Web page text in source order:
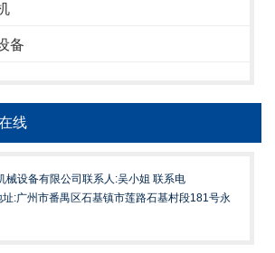
备
线
械设备有限公司联系人:吴小姐 联系电
址:广州市番禺区石基镇市莲路石基村段181号永